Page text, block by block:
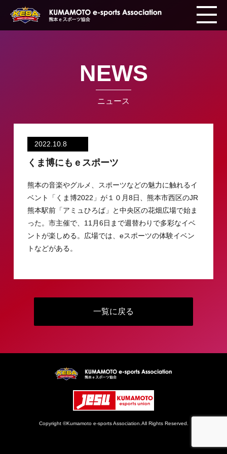
NEWS
ニュース
2022.10.8
くま博にもｅスポーツ
熊本の音楽やグルメ、スポーツなどの魅力に触れるイ
ベント「くま博2022」が１０月8日、熊本市西区のJR
熊本駅前「アミュひろば」と中央区の花畑広場で始ま
った。市主催で、11月6日まで週替わりで多彩なイベ
ントが楽しめる。広場では、eスポーツの体験イベン
トなどがある。
一覧に戻る
Copyright ©Kumamoto e-sports Association.All Rights Reserved.